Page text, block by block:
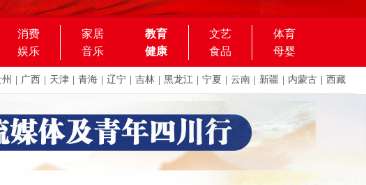
消费 家居 教育 文艺
体育
娱乐 音乐 健康 食品 母婴
广西 天津 青海 辽宁 吉林 黑龙江 宁夏 云南 新疆 内蒙古 西藏